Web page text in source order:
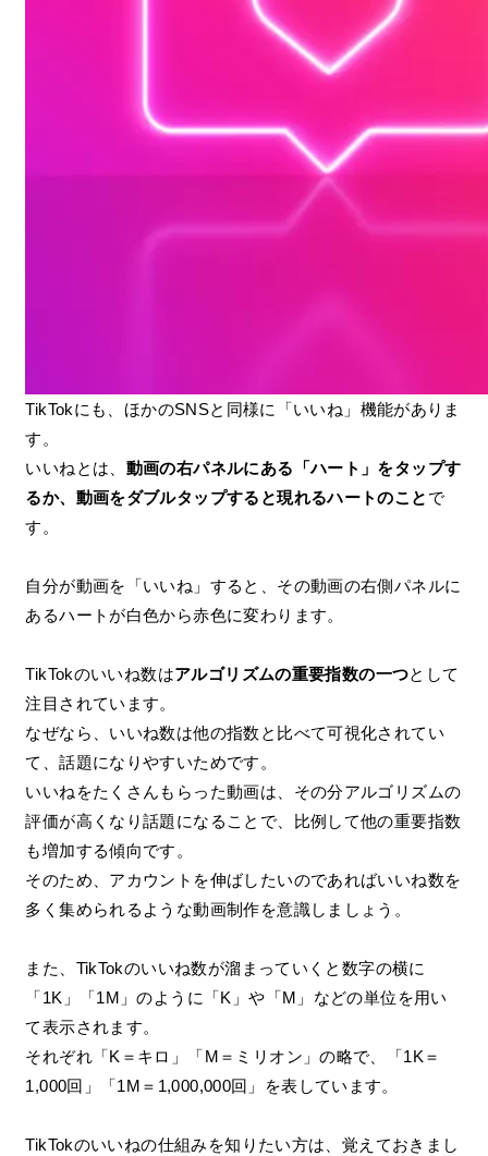
TikTokにも、ほかのSNSと同様に「いいね」機能がありま
す。
いいねとは、 動画の右パネルにある「ハート」をタップす
るか、動画をダブルタップすると現れるハートのこと で
す。
自分が動画を「いいね」すると、その動画の右側パネルに
あるハートが白色から赤色に変わります。
TikTokのいいね数はアルゴリズムの重要指数の一つとして
注目されています。
なぜなら、いいね数は他の指数と比べて可視化されてい
て、話題になりやすいためです。
いいねをたくさんもらった動画は、その分アルゴリズムの
評価が高くなり話題になることで、比例して他の重要指数
も増加する傾向です。
そのため、アカウントを伸ばしたいのであればいいね数を
多く集められるような動画制作を意識しましょう。
また、TikTokのいいね数が溜まっていくと数字の横に
「1K」「1M」のように「K」や「M」などの単位を用い
て表示されます。
それぞれ「K＝キロ」「M＝ミリオン」の略で、「1K＝
1,000回」「1M＝1,000,000回」を表しています。
TikTokのいいねの仕組みを知りたい方は、覚えておきまし